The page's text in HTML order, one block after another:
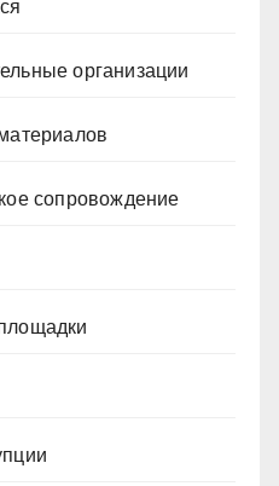
организации
сопровождение